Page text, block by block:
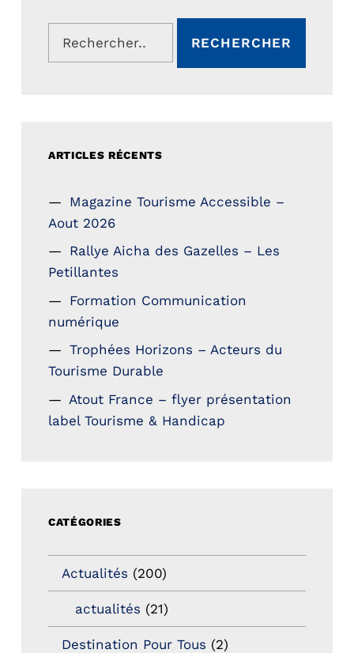
Rechercher :
ARTICLES RÉCENTS
Magazine Tourisme Accessible –
Aout 2026
Rallye Aicha des Gazelles – Les
Petillantes
Formation Communication
numérique
Trophées Horizons – Acteurs du
Tourisme Durable
Atout France – flyer présentation
label Tourisme & Handicap
CATÉGORIES
Actualités (200)
actualités (21)
Destination Pour Tous (2)